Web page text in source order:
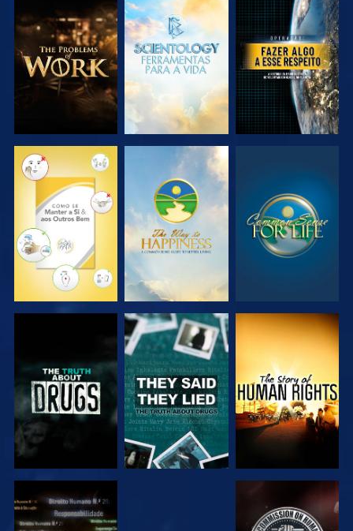
EXPLORAR A
SÉRIE
EXPLORAR A
SÉRIE
VER
VER VER VER
VER VER
VER VER